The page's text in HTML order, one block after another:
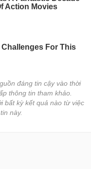
đáng tin cậy vào thời
thông tin tham khảo.
bất kỳ kết quả nào từ việc
này.